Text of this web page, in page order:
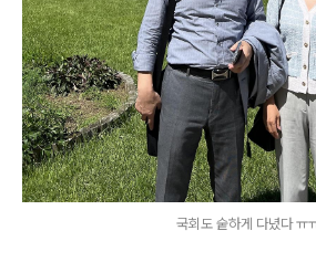
국회도 숱하게 다녔다 ㅠ